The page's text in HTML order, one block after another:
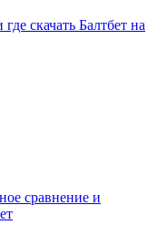
скачать Балтбет на
сравнение и